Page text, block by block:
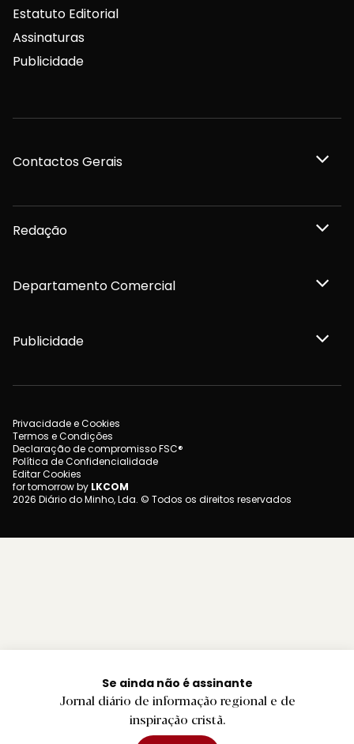
Se ainda não é assinante
Jornal diário de informação regional e de
inspiração cristã.
Estatuto Editorial
Assinaturas
Publicidade
Contactos Gerais
Redação
Departamento Comercial
Publicidade
Privacidade e Cookies
Termos e Condições
Declaração de compromisso FSC®
Política de Confidencialidade
Editar Cookies
for tomorrow by LKCOM
2026 Diário do Minho, Lda. © Todos os direitos reservados